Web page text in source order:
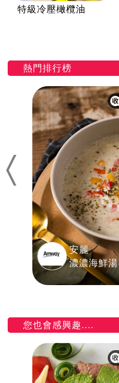
特級冷壓橄欖油
熱門排行榜
Previous
安麗
濃濃海鮮湯
您也會感興趣....